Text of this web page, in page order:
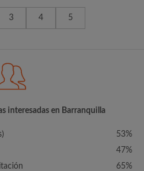
3 4 5
interesadas en Barranquilla
53%
47%
65%